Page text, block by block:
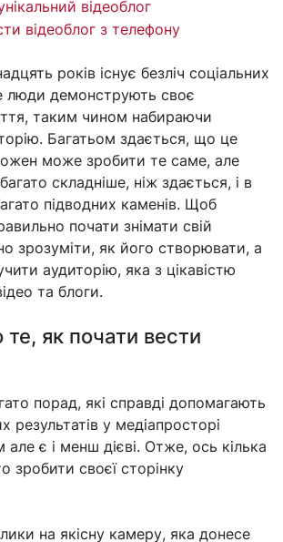
відеоблог
відеоблог з телефону
років існує безліч соціальних
люди демонструють своє
таким чином набираючи
Багатьом здається, що це
може зробити те саме, але
складніше, ніж здається, і в
підводних каменів. Щоб
почати знімати свій
зрозуміти, як його створювати, а
аудиторію, яка з цікавістю
та блоги.
як почати вести
порад, які справді допомагають
результатів у медіапросторі
є і менш дієві. Отже, ось кілька
зробити своєї сторінку
на якісну камеру, яка донесе